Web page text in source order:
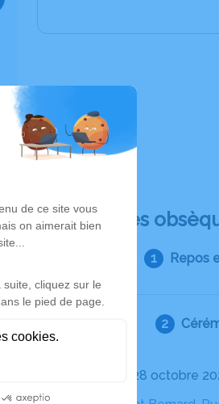
Déroulé des
Repos
Le mardi 28 octobre